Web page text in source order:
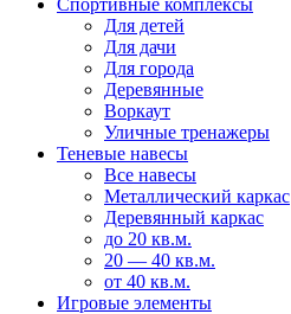
Спортивные комплексы
Для детей
Для дачи
Для города
Деревянные
Воркаут
Уличные тренажеры
Теневые навесы
Все навесы
Металлический каркас
Деревянный каркас
до 20 кв.м.
20 — 40 кв.м.
от 40 кв.м.
Игровые элементы